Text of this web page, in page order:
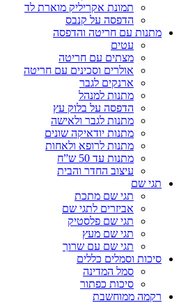
תמונת אקריליק מוארת לד
הדפסה על קנבס
מתנות עם חריטה והדפסה
עטים
מצתים עם חריטה
אולרים וסכינים עם חריטה
ארנקים לגבר
מתנות למנהל
הדפסה על בלוק עץ
מתנות לגבר ולאישה
מתנות יודאיקה שונים
מתנות לרופא ולאחות
מתנות עד 50 ש”ח
עיצוב החדר והבית
תגי שם
תגי שם מתכת
אביזרים לתגי שם
תגי שם פלסטיק
תגי שם מעץ
תגי שם עם שרוך
סיכות וסמלים כללים
סמל המדינה
סיכות כפתור
רקמה ממוחשבת